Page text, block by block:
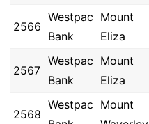
2566
Westpac
Bank
Mount
Eliza
2567
Westpac
Bank
Mount
Eliza
2568
Westpac Mount